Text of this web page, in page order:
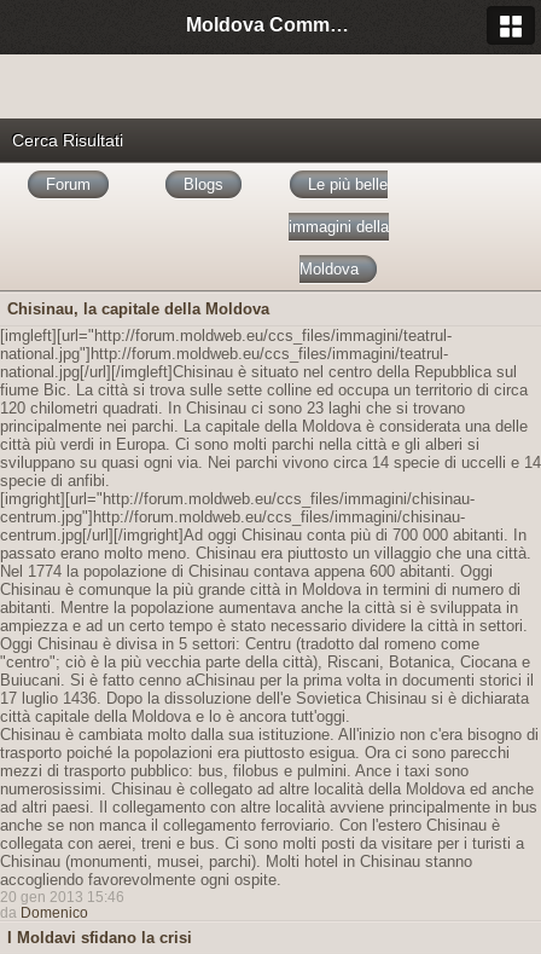
Moldova Community Italia
Cerca Risultati
Forum Blogs Le più belle
immagini della
Moldova
Chisinau, la capitale della Moldova
[imgleft][url="http://forum.moldweb.eu/ccs_files/immagini/teatrul-
national.jpg"]http://forum.moldweb.eu/ccs_files/immagini/teatrul-
national.jpg[/url][/imgleft]Chisinau è situato nel centro della Repubblica sul
fiume Bic. La città si trova sulle sette colline ed occupa un territorio di circa
120 chilometri quadrati. In Chisinau ci sono 23 laghi che si trovano
principalmente nei parchi. La capitale della Moldova è considerata una delle
città più verdi in Europa. Ci sono molti parchi nella città e gli alberi si
sviluppano su quasi ogni via. Nei parchi vivono circa 14 specie di uccelli e 14
specie di anfibi.
[imgright][url="http://forum.moldweb.eu/ccs_files/immagini/chisinau-
centrum.jpg"]http://forum.moldweb.eu/ccs_files/immagini/chisinau-
centrum.jpg[/url][/imgright]Ad oggi Chisinau conta più di 700 000 abitanti. In
passato erano molto meno. Chisinau era piuttosto un villaggio che una città.
Nel 1774 la popolazione di Chisinau contava appena 600 abitanti. Oggi
Chisinau è comunque la più grande città in Moldova in termini di numero di
abitanti. Mentre la popolazione aumentava anche la città si è sviluppata in
ampiezza e ad un certo tempo è stato necessario dividere la città in settori.
Oggi Chisinau è divisa in 5 settori: Centru (tradotto dal romeno come
"centro"; ciò è la più vecchia parte della città), Riscani, Botanica, Ciocana e
Buiucani. Si è fatto cenno aChisinau per la prima volta in documenti storici il
17 luglio 1436. Dopo la dissoluzione dell'e Sovietica Chisinau si è dichiarata
città capitale della Moldova e lo è ancora tutt'oggi.
Chisinau è cambiata molto dalla sua istituzione. All'inizio non c'era bisogno di
trasporto poiché la popolazioni era piuttosto esigua. Ora ci sono parecchi
mezzi di trasporto pubblico: bus, filobus e pulmini. Ance i taxi sono
numerosissimi. Chisinau è collegato ad altre località della Moldova ed anche
ad altri paesi. Il collegamento con altre località avviene principalmente in bus
anche se non manca il collegamento ferroviario. Con l'estero Chisinau è
collegata con aerei, treni e bus. Ci sono molti posti da visitare per i turisti a
Chisinau (monumenti, musei, parchi). Molti hotel in Chisinau stanno
accogliendo favorevolmente ogni ospite.
20 gen 2013 15:46
da Domenico
I Moldavi sfidano la crisi